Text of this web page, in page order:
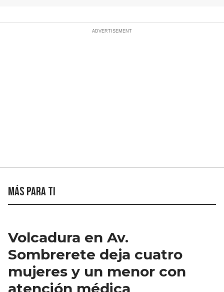
Más para ti
Volcadura en Av.
Sombrerete deja cuatro
mujeres y un menor con
atención médica